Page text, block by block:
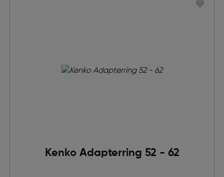
Kenko Adapterring 52 - 62